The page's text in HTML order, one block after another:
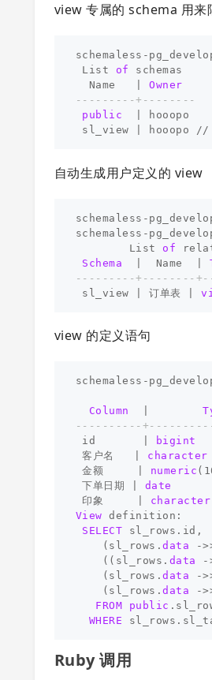
view 专属的 schema 用来
schemaless -
List
of
schemas
Name
Owner
---------+--------
public
hooopo
sl_view
hooopo //
自动生成用户定义的 view
schemaless -
schemaless -
List
of
Schema
Name
---------+--------
sl_view
订单表
view 的定义语句
schemaless -
Column
----------
id
bigint
客户名
character
金额
numeric (
下单日期
date
印象
character
View
definition :
SELECT
sl_rows . id ,
( sl_rows .data -
(( sl_rows . data -
( sl_rows .data -
( sl_rows .data -
FROM
public .
WHERE
sl_rows .
Ruby 调用